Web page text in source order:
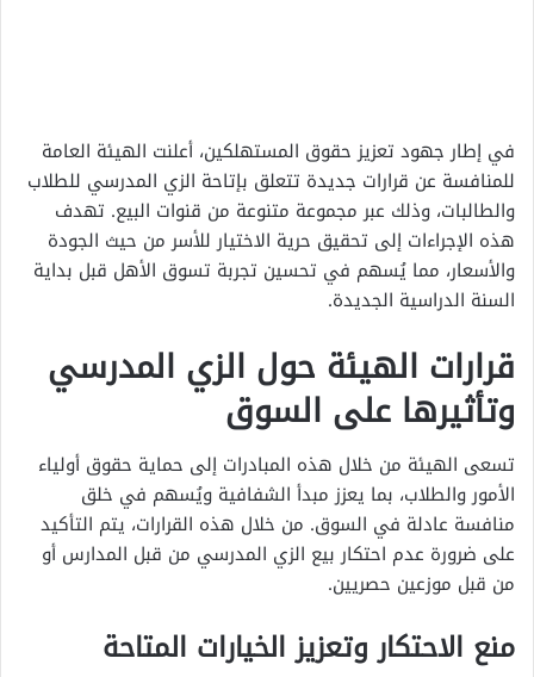
في إطار جهود تعزيز حقوق المستهلكين، أعلنت الهيئة العامة
للمنافسة عن قرارات جديدة تتعلق بإتاحة الزي المدرسي للطلاب
والطالبات، وذلك عبر مجموعة متنوعة من قنوات البيع. تهدف
هذه الإجراءات إلى تحقيق حرية الاختيار للأسر من حيث الجودة
والأسعار، مما يُسهم في تحسين تجربة تسوق الأهل قبل بداية
السنة الدراسية الجديدة.
قرارات الهيئة حول الزي المدرسي
وتأثيرها على السوق
تسعى الهيئة من خلال هذه المبادرات إلى حماية حقوق أولياء
الأمور والطلاب، بما يعزز مبدأ الشفافية ويُسهم في خلق
منافسة عادلة في السوق. من خلال هذه القرارات، يتم التأكيد
على ضرورة عدم احتكار بيع الزي المدرسي من قبل المدارس أو
من قبل موزعين حصريين.
منع الاحتكار وتعزيز الخيارات المتاحة